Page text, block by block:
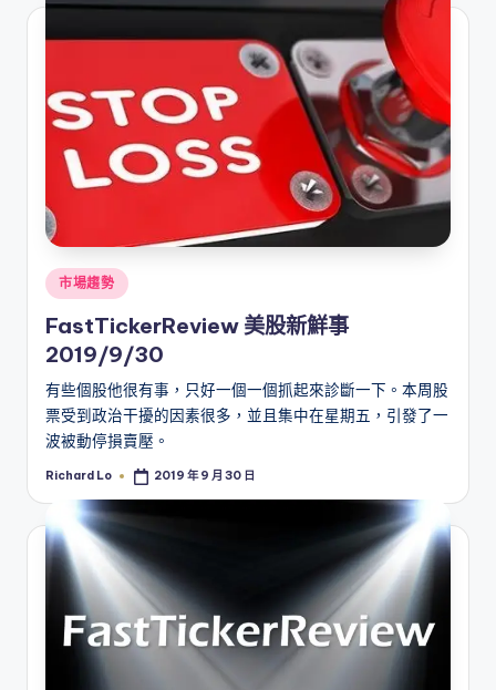
Posted
in
市場趨勢
FastTickerReview 美股新鮮事
2019/9/30
有些個股他很有事，只好一個一個抓起來診斷一下。本周股
票受到政治干擾的因素很多，並且集中在星期五，引發了一
波被動停損賣壓。
Posted
Richard Lo 2019 年 9 月 30 日